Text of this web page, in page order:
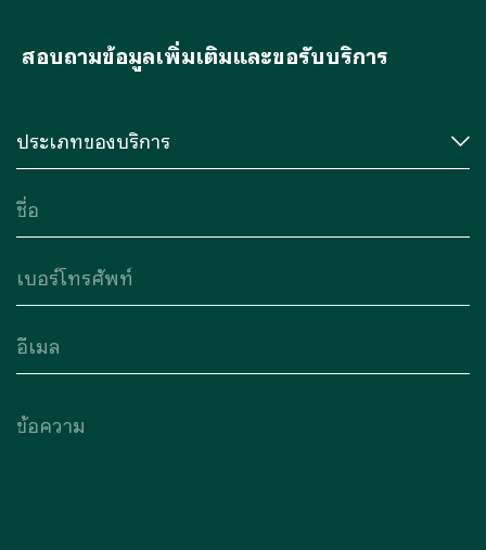
สอบถามข้อมูลเพิ่มเติมและขอรับบริการ